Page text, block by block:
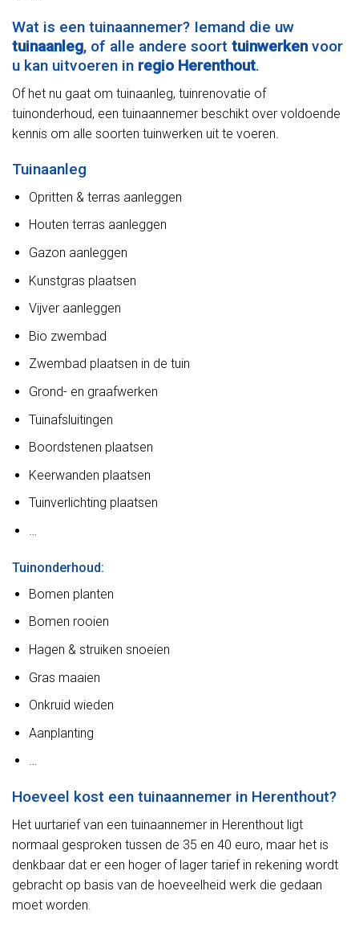
Wat is een tuinaannemer? Iemand die uw
tuinaanleg, of alle andere soort tuinwerken voor
u kan uitvoeren in regio Herenthout.
Of het nu gaat om tuinaanleg, tuinrenovatie of
tuinonderhoud, een tuinaannemer beschikt over voldoende
kennis om alle soorten tuinwerken uit te voeren.
Tuinaanleg
Opritten & terras aanleggen
Houten terras aanleggen
Gazon aanleggen
Kunstgras plaatsen
Vijver aanleggen
Bio zwembad
Zwembad plaatsen in de tuin
Grond- en graafwerken
Tuinafsluitingen
Boordstenen plaatsen
Keerwanden plaatsen
Tuinverlichting plaatsen
…
Tuinonderhoud:
Bomen planten
Bomen rooien
Hagen & struiken snoeien
Gras maaien
Onkruid wieden
Aanplanting
…
Hoeveel kost een tuinaannemer in Herenthout?
Het uurtarief van een tuinaannemer in Herenthout ligt
normaal gesproken tussen de 35 en 40 euro, maar het is
denkbaar dat er een hoger of lager tarief in rekening wordt
gebracht op basis van de hoeveelheid werk die gedaan
moet worden.